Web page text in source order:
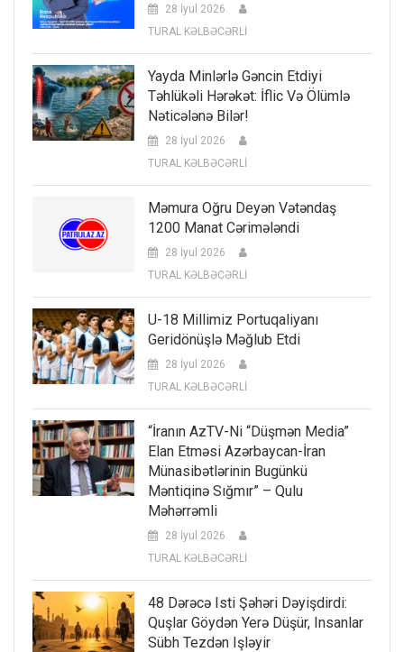
28 İyul 2026
TURAL KƏLBƏCƏRLİ
Yayda Minlərlə Gəncin Etdiyi
Təhlükəli Hərəkət: İflic Və Ölümlə
Nəticələnə Bilər!
28 İyul 2026
TURAL KƏLBƏCƏRLİ
Məmura Oğru Deyən Vətəndaş
1200 Manat Cərimələndi
28 İyul 2026
TURAL KƏLBƏCƏRLİ
U-18 Millimiz Portuqaliyanı
Geridönüşlə Məğlub Etdi
28 İyul 2026
TURAL KƏLBƏCƏRLİ
“İranın AzTV-Ni “düşmən Media”
Elan Etməsi Azərbaycan-İran
Münasibətlərinin Bugünkü
Məntiqinə Sığmır” – Qulu
Məhərrəmli
28 İyul 2026
TURAL KƏLBƏCƏRLİ
48 Dərəcə Isti Şəhəri Dəyişdirdi:
Quşlar Göydən Yerə Düşür, Insanlar
Sübh Tezdən Işləyir